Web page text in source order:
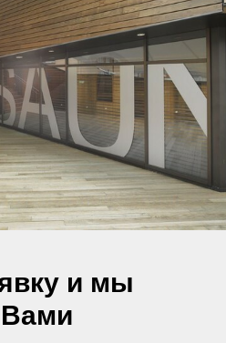
и мы